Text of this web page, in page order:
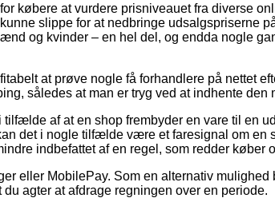
købere at vurdere prisniveauet fra diverse
slippe for at nedbringe udsalgspriserne
og kvinder – en hel del, og endda nogle
at prøve nogle få forhandlere på nettet
således at man er tryg ved at indhente den
af at en shop frembyder en vare til en
det i nogle tilfælde være et faresignal om en
indbefattet af en regel, som redder køber
eller MobilePay. Som en alternativ mulighed
agter at afdrage regningen over en periode.